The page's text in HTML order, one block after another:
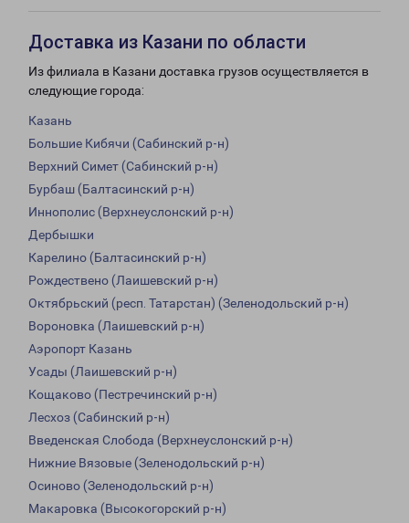
Доставка из Казани по области
Из филиала в Казани доставка грузов осуществляется в
следующие города:
Казань
Большие Кибячи (Сабинский р-н)
Верхний Симет (Сабинский р-н)
Бурбаш (Балтасинский р-н)
Иннополис (Верхнеуслонский р-н)
Дербышки
Карелино (Балтасинский р-н)
Рождествено (Лаишевский р-н)
Октябрьский (респ. Татарстан) (Зеленодольский р-н)
Вороновка (Лаишевский р-н)
Аэропорт Казань
Усады (Лаишевский р-н)
Кощаково (Пестречинский р-н)
Лесхоз (Сабинский р-н)
Введенская Слобода (Верхнеуслонский р-н)
Нижние Вязовые (Зеленодольский р-н)
Осиново (Зеленодольский р-н)
Макаровка (Высокогорский р-н)